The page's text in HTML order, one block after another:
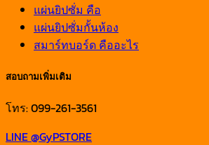
แผ่นยิปซั่ม คือ
แผ่นยิปซั่มกั้นห้อง
สมาร์ทบอร์ด คืออะไร
สอบถามเพิ่มเติม
โทร: 099-261-3561
LINE @GyPSTORE